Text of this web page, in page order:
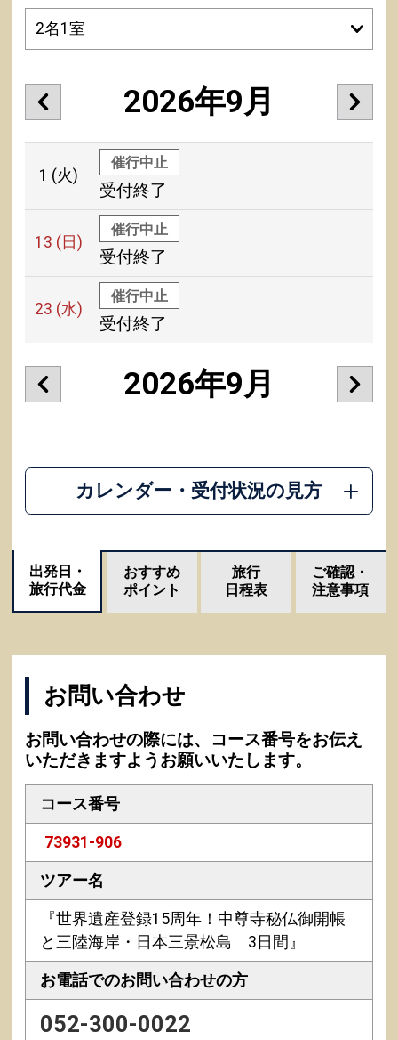
2026年9月
1 (火)
催行中止
受付終了
13 (日)
催行中止
受付終了
23 (水)
催行中止
受付終了
2026年9月
カレンダー・受付状況の見方
出発日・
旅行代金
おすすめ
ポイント
旅行
日程表
ご確認・
注意事項
お問い合わせ
お問い合わせの際には、コース番号をお伝え
いただきますようお願いいたします。
コース番号
73931-906
ツアー名
『世界遺産登録15周年！中尊寺秘仏御開帳
と三陸海岸・日本三景松島 3日間』
お電話でのお問い合わせの方
052-300-0022